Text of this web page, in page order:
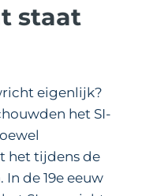
staat
eigenlijk?
het SI-
het tijdens de
de 19e eeuw